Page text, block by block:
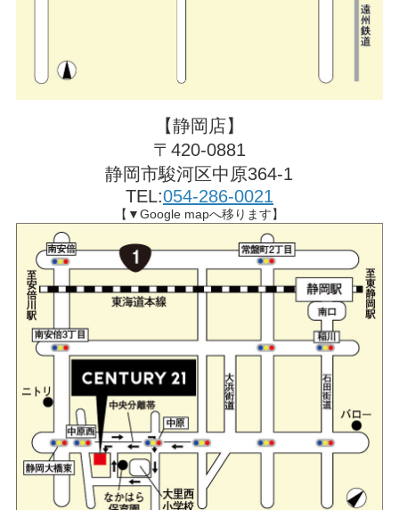
【静岡店】
〒420-0881
静岡市駿河区中原364-1
TEL:054-286-0021
【▼Google mapへ移ります】